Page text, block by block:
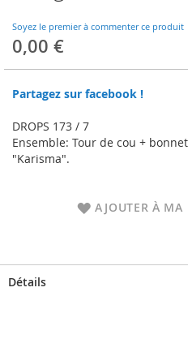
Soyez le premier à commenter ce produit
0,00 €
Partagez sur facebook !
DROPS 173 / 7
Ensemble: Tour de cou +
"Karisma".
AJOUTER À MA
beginning
of
the
gallery
Détails